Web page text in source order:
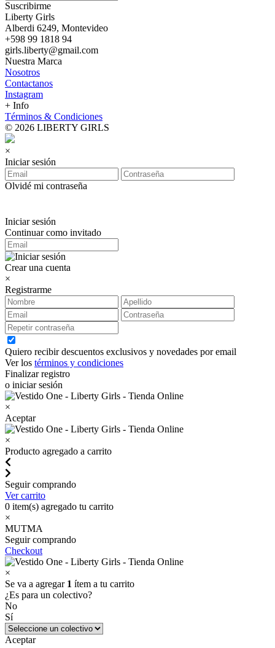
Suscribirme
Liberty Girls
Alberdi 6249, Montevideo
+598 99 1818 94
girls.liberty@gmail.com
Nuestra Marca
Nosotros
Contactanos
Instagram
+ Info
Términos & Condiciones
© 2026 LIBERTY GIRLS
×
Iniciar sesión
Olvidé mi contraseña
Iniciar sesión
Continuar como invitado
Crear una cuenta
×
Registrarme
Quiero recibir descuentos exclusivos y novedades por email
Ver los términos y condiciones
Finalizar registro
o iniciar sesión
×
Aceptar
×
Producto agregado a carrito
Seguir comprando
Ver carrito
0 item(s) agregado tu carrito
×
MUTMA
Seguir comprando
Checkout
×
Se va a agregar 1 ítem a tu carrito
¿Es para un colectivo?
No
Sí
Aceptar